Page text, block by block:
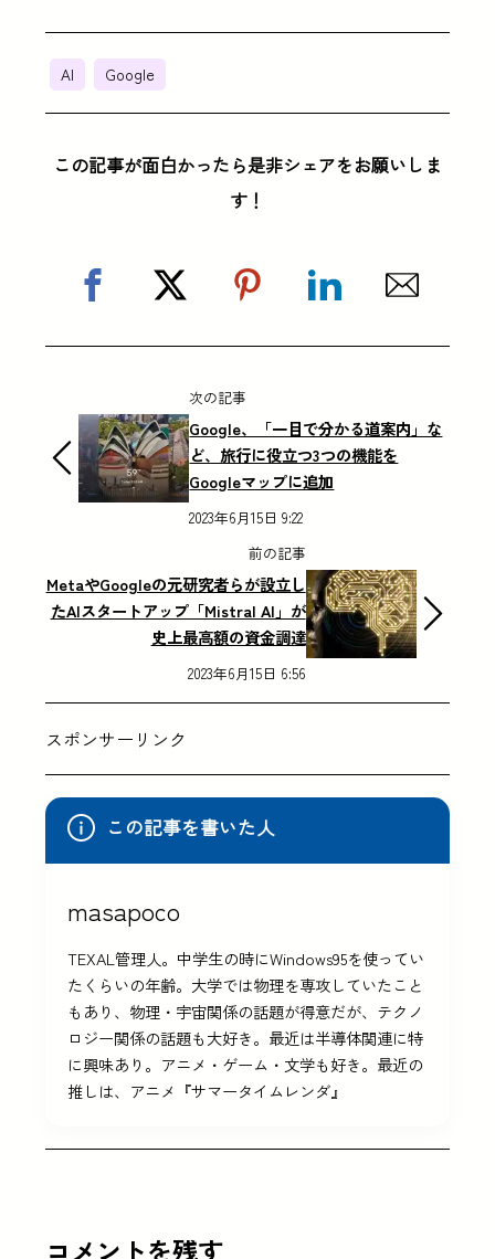
AI Google
この記事が面白かったら是非シェアをお願いしま
す！
次の記事
Google、「一目で分かる道案内」な
ど、旅行に役立つ3つの機能を
Googleマップに追加
2023年6月15日 9:22
前の記事
MetaやGoogleの元研究者らが設立し
たAIスタートアップ「Mistral AI」が
史上最高額の資金調達
2023年6月15日 6:56
スポンサーリンク
この記事を書いた人
masapoco
TEXAL管理人。中学生の時にWindows95を使ってい
たくらいの年齢。大学では物理を専攻していたこと
もあり、物理・宇宙関係の話題が得意だが、テクノ
ロジー関係の話題も大好き。最近は半導体関連に特
に興味あり。アニメ・ゲーム・文学も好き。最近の
推しは、アニメ『サマータイムレンダ』
コメントを残す